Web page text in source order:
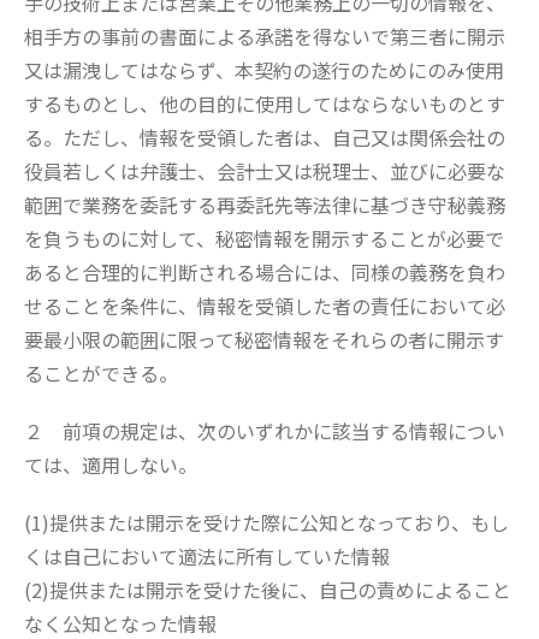
相手方の事前の書面による承諾を得ないで第三者に開示
又は漏洩してはならず、本契約の遂行のためにのみ使用
するものとし、他の目的に使用してはならないものとす
る。ただし、情報を受領した者は、自己又は関係会社の
役員若しくは弁護士、会計士又は税理士、並びに必要な
範囲で業務を委託する再委託先等法律に基づき守秘義務
を負うものに対して、秘密情報を開示することが必要で
あると合理的に判断される場合には、同様の義務を負わ
せることを条件に、情報を受領した者の責任において必
要最小限の範囲に限って秘密情報をそれらの者に開示す
ることができる。
２ 前項の規定は、次のいずれかに該当する情報につい
ては、適用しない。
(1)提供または開示を受けた際に公知となっており、もし
くは自己において適法に所有していた情報
(2)提供または開示を受けた後に、自己の責めによること
なく公知となった情報